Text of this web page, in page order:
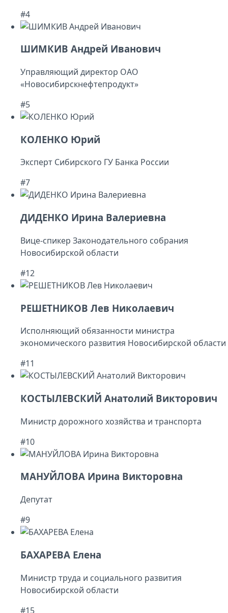
#4
ШИМКИВ Андрей Иванович
Управляющий директор ОАО
«Новосибирскнефтепродукт»
#5
КОЛЕНКО Юрий
Эксперт Сибирского ГУ Банка России
#7
ДИДЕНКО Ирина Валериевна
Вице-спикер Законодательного собрания
Новосибирской области
#12
РЕШЕТНИКОВ Лев Николаевич
Исполняющий обязанности министра
экономического развития Новосибирской области
#11
КОСТЫЛЕВСКИЙ Анатолий Викторович
Министр дорожного хозяйства и транспорта
#10
МАНУЙЛОВА Ирина Викторовна
Депутат
#9
БАХАРЕВА Елена
Министр труда и социального развития
Новосибирской области
#15